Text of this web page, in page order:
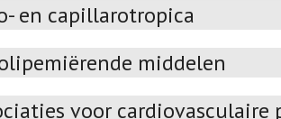
en capillarotropica
middelen
voor cardiovasculaire